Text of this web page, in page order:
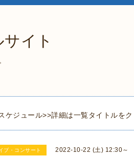
イト
ケジュール>>詳細は一覧タイトルをク
ブ・コンサート 2022-10-22 (土) 12:30～